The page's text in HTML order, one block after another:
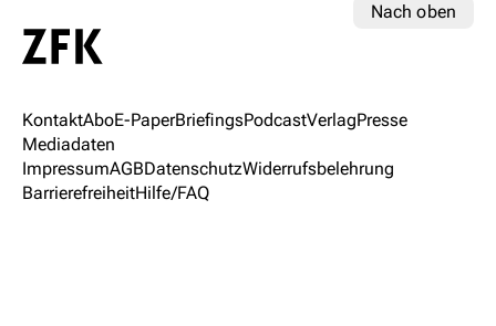
Nach oben
KontaktAboE-PaperBriefingsPodcastVerlagPresse
Mediadaten
ImpressumAGBDatenschutzWiderrufsbelehrung
BarrierefreiheitHilfe/FAQ